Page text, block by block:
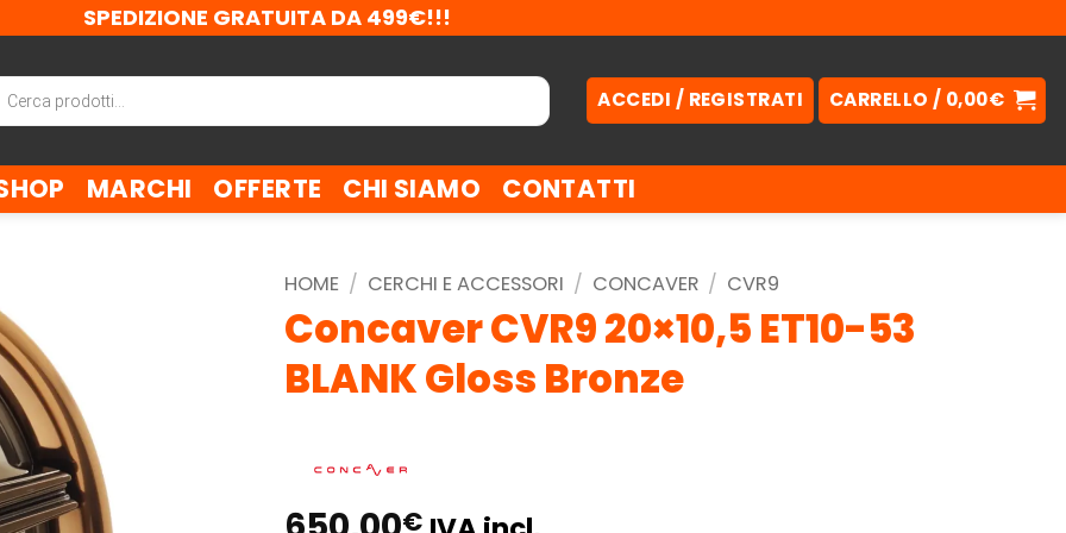
SPEDIZIONE GRATUITA DA 499€!!!
ACCEDI / REGISTRATI CARRELLO / 0,00€
MARCHI OFFERTE CHI SIAMO CONTATTI
HOME / CERCHI E ACCESSORI / CONCAVER / CVR9
Concaver CVR9 20×10,5 ET10-53
BLANK Gloss Bronze
€